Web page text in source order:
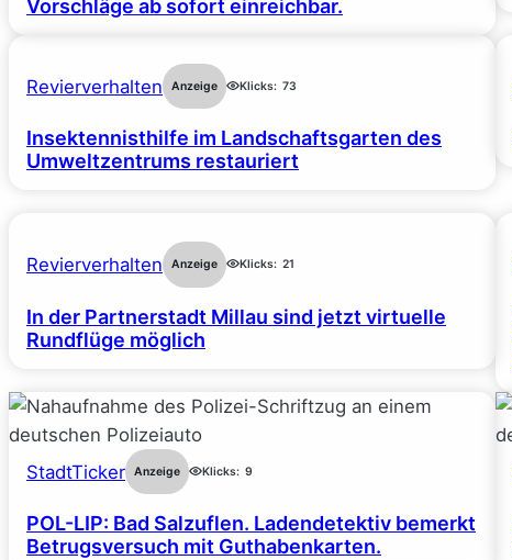
Vorschläge ab sofort einreichbar.
Revierverhalten Anzeige Klicks: 73
Insektennisthilfe im Landschaftsgarten des
Umweltzentrums restauriert
Revierverhalten Anzeige Klicks: 21
In der Partnerstadt Millau sind jetzt virtuelle
Rundflüge möglich
StadtTicker Anzeige Klicks: 9
POL-LIP: Bad Salzuflen. Ladendetektiv bemerkt
Betrugsversuch mit Guthabenkarten.